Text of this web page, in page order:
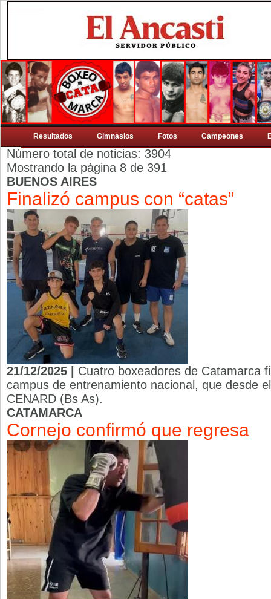
Resultados Gimnasios Fotos Campeones
Número total de noticias: 3904
Mostrando la página 8 de 391
BUENOS AIRES
Finalizó campus con “catas”
21/12/2025 | Cuatro boxeadores de Catamarca
campus de entrenamiento nacional, que desde
CENARD (Bs As).
CATAMARCA
Cornejo confirmó que regresa